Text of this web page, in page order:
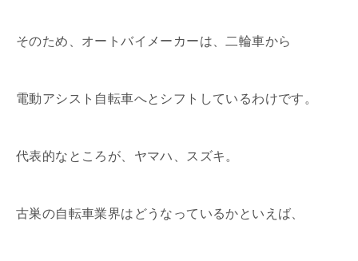
そのため、オートバイメーカーは、二輪車から
電動アシスト自転車へとシフトしているわけです。
代表的なところが、ヤマハ、スズキ。
古巣の自転車業界はどうなっているかといえば、